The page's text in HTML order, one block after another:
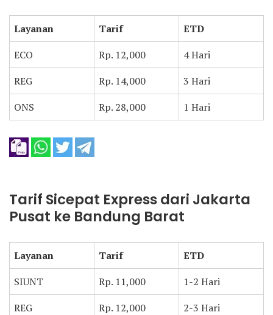
Layanan Tarif
ETD
ECO
Rp. 12,000
4 Hari
REG
Rp. 14,000
3 Hari
ONS
Rp. 28,000 1 Hari
Tarif Sicepat Express dari Jakarta
Pusat ke Bandung Barat
Layanan Tarif
ETD
SIUNT
Rp. 11,000
1-2 Hari
REG
Rp. 12,000 2-3 Hari